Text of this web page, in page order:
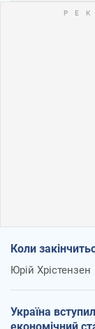
Коли
Юрій Хрістензен
Україна
економічний